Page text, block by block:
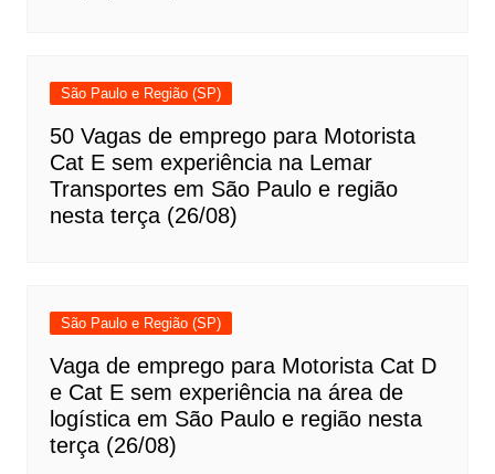
São Paulo e Região (SP)
50 Vagas de emprego para Motorista
Cat E sem experiência na Lemar
Transportes em São Paulo e região
nesta terça (26/08)
São Paulo e Região (SP)
Vaga de emprego para Motorista Cat D
e Cat E sem experiência na área de
logística em São Paulo e região nesta
terça (26/08)